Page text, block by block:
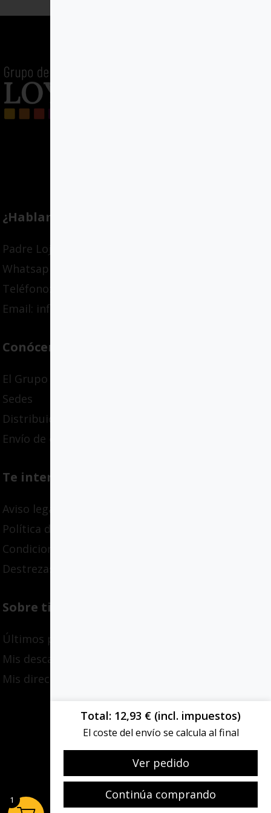
¿Hablamos?
Padre Lojendio 2, Bilbao
Whatsapp: 636139795
Teléfono: +34 94 447 03 58
Email: info@gcloyola.com
Conócenos
El Grupo
Sedes
Distribuidores
Envío de originales
Te interesa
Aviso legal
Política de privacidad
Condiciones de compra
Destrezas adaptativas
Sobre ti
Últimos pedidos
Mis descargas
Mis direcciones
1
Total 12,93 € (incl. impuestos)
El coste del envío se calcula al final
Ver pedido
Continúa comprando